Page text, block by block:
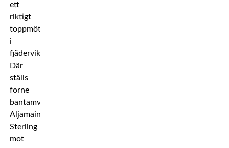
ett
riktigt
toppmöte
i
fjädervikt.
Där
ställs
forne
bantamviktsmästaren
Aljamain
Sterling
mot